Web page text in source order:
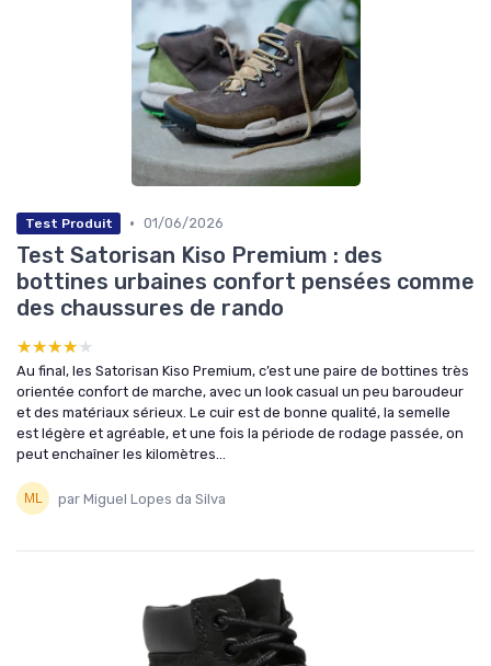
Test Produit • 01/06/2026
Test Satorisan Kiso Premium : des
bottines urbaines confort pensées comme
des chaussures de rando
★★★★★
★★★★★
Au final, les Satorisan Kiso Premium, c’est une paire de bottines très
orientée confort de marche, avec un look casual un peu baroudeur
et des matériaux sérieux. Le cuir est de bonne qualité, la semelle
est légère et agréable, et une fois la période de rodage passée, on
peut enchaîner les kilomètres...
par Miguel Lopes da Silva